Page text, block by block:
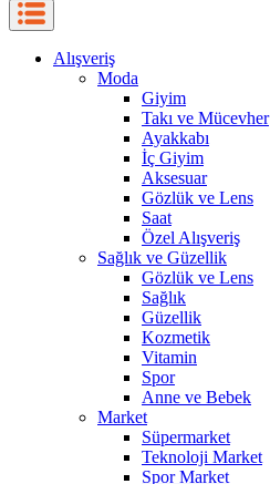
Alışveriş
Moda
Giyim
Takı ve Mücevher
Ayakkabı
İç Giyim
Aksesuar
Gözlük ve Lens
Saat
Özel Alışveriş
Sağlık ve Güzellik
Gözlük ve Lens
Sağlık
Güzellik
Kozmetik
Vitamin
Spor
Anne ve Bebek
Market
Süpermarket
Teknoloji Market
Spor Market